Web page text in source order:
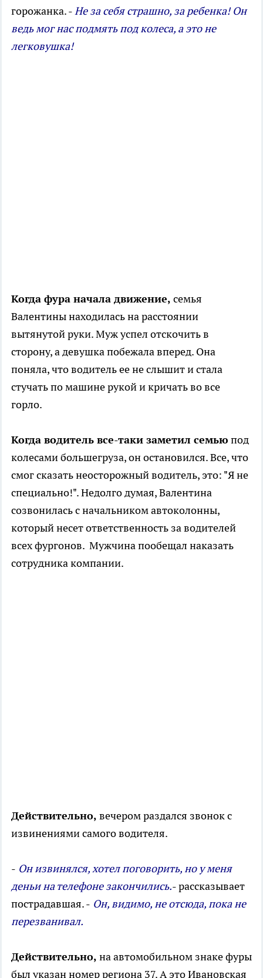
горожанка. -Не за себя страшно, за ребенка! Он
ведь мог нас подмять под колеса, а это не
легковушка!
Когда фура начала движение, семья
Валентины находилась на расстоянии
вытянутой руки. Муж успел отскочить в
сторону, а девушка побежала вперед. Она
поняла, что водитель ее не слышит и стала
стучать по машине рукой и кричать во все
горло.
Когда водитель все-таки заметил семью под
колесами большегруза, он остановился. Все, что
смог сказать неосторожный водитель, это: "Я не
специально!". Недолго думая, Валентина
созвонилась с начальником автоколонны,
который несет ответственность за водителей
всех фургонов. Мужчина пообещал наказать
сотрудника компании.
Действительно, вечером раздался звонок с
извинениями самого водителя.
- Он извинялся, хотел поговорить, но у меня
деньи на телефоне закончились.- рассказывает
пострадавшая. - Он, видимо, не отсюда, пока не
перезванивал.
Действительно, на автомобильном знаке фуры
был указан номер региона 37. А это Ивановская